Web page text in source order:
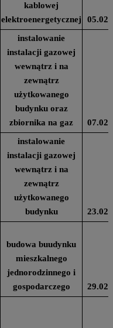
kablowej
elektroenergetycznej
instalowanie
instalacji gazowej
wewnątrz i na
zewnątrz
użytkowanego
budynku oraz
zbiornika na gaz
instalowanie
instalacji gazowej
wewnątrz i na
zewnątrz
użytkowanego
budynku
budowa buudynku
mieszkalnego
jednorodzinnego i
gospodarczego